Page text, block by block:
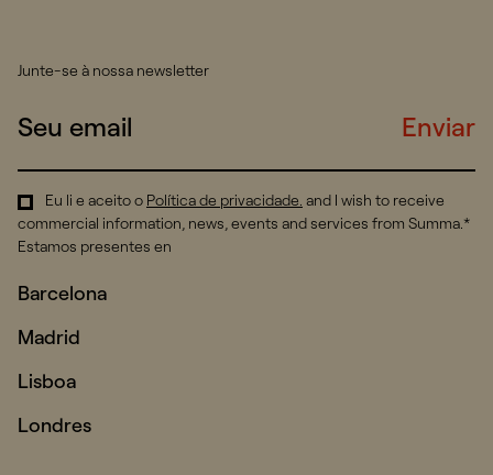
Junte-se à nossa newsletter
Enviar
Eu li e aceito o Política de privacidade. and I wish to receive
commercial information, news, events and services from Summa.*
Estamos presentes en
Barcelona
Madrid
Lisboa
Londres